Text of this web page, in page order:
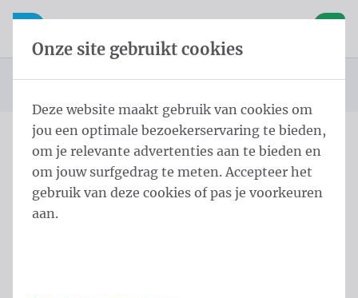
Inhoud overslaan
Taalkeuze overslaan
Open mobiele navigatie
Startpagina
FAQ Bestanden
Kies het onderwerp
Onze site gebruikt cookies
Deze website maakt gebruik van cookies om
jou een optimale bezoekerservaring te bieden,
om je relevante advertenties aan te bieden en
om jouw surfgedrag te meten. Accepteer het
gebruik van deze cookies of pas je voorkeuren
aan.